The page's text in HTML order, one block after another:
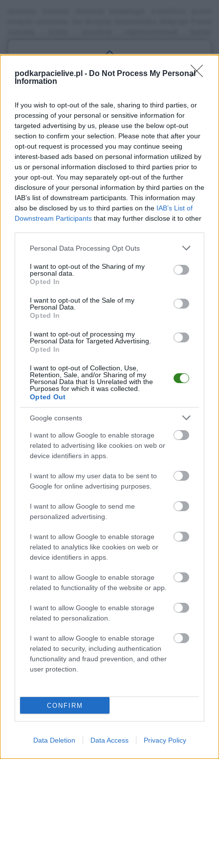
podkarpacielive.pl - Do Not Process My Personal
Information
If you wish to opt-out of the sale, sharing to third parties, or
processing of your personal or sensitive information for
targeted advertising by us, please use the below opt-out
section to confirm your selection. Please note that after your
opt-out request is processed you may continue seeing
interest-based ads based on personal information utilized by
us or personal information disclosed to third parties prior to
your opt-out. You may separately opt-out of the further
disclosure of your personal information by third parties on the
IAB’s list of downstream participants. This information may
also be disclosed by us to third parties on the IAB’s List of
Downstream Participants that may further disclose it to other
Please note that this website/app uses one or more Google
not limited to your visit or usage behaviour. You may click to
grant or deny consent to Google and its third-party tags to
use your data for below specified purposes in below Google
consent section.
Personal Data Processing Opt Outs
I want to opt-out of the Sharing of my
personal data.
Opted In
I want to opt-out of the Sale of my
Personal Data.
Opted In
I want to opt-out of processing my
Personal Data for Targeted Advertising.
Opted In
I want to opt-out of Collection, Use,
Retention, Sale, and/or Sharing of my
Personal Data that Is Unrelated with the
Purposes for which it was collected.
Opted Out
Google consents
I want to allow Google to enable storage
related to advertising like cookies on web or
device identifiers in apps.
I want to allow my user data to be sent to
Google for online advertising purposes.
I want to allow Google to send me
personalized advertising.
I want to allow Google to enable storage
related to analytics like cookies on web or
device identifiers in apps.
I want to allow Google to enable storage
related to functionality of the website or app.
I want to allow Google to enable storage
related to personalization.
I want to allow Google to enable storage
related to security, including authentication
functionality and fraud prevention, and other
user protection.
CONFIRM
Data Deletion Data Access Privacy Policy
Aby odsłonić treść, kliknij
wzmacnia linię defensywy zawodnikiem, który
doskonale zna klubowe realia. Po ponad pięciu latach do
zespołu wracaPaweł Szatała
opcja przedłużenia współpracy o kolejny sezon.
Dla Szatały transfer do Hetmana ma szczególne znaczenie. To
właśnie w Zamościu rozpoczynał swoją piłkarską drogę,
reprezentującAMSPN Hetman.Teraz wraca do klubu już jako
bardziej doświadczony zawodnik, mający za sobą występy w
kilku zespołach z regionu oraz solidny dorobek na poziomie III
ligi.
Paweł Szatała ponownie w Hetmanie
Zamość
27 spotkań.
Po odejściu z Hetmana prawy obrońca kontynuował karierę
między innymi w
Podlaski.Grał także na trzecioligowym poziomie wPodlasiu
Biała Podlaska, Olimpii Zambrów
. Łącznie na
boiskach III ligi Szatała uzbierał 93 występy.
– Cieszę się, że po paru latach wracam do klubu, w którym się
wychowałem. Wiem, co to znaczy grać dla takiego klubu jak
zarządowi. Dam z siebie wszystko, aby jak najlepiej pomóc
drużynie w osiąganiu jak najlepszych wyników. Do zobaczenia
na stadionie– powiedziałPaweł Szatała
Więcej o lidze: III liga, gr. IV
CZYTAJ TAKŻE
2026-08-05 20:40
Polonia Przemyśl
2026/2027. Cztery
transfery i trzy
ważne decyzje
Jhonier Villamoro
Becerra nowym
zawodnikiem Ekoball
Wisłoka Dębica
zamknęła kadrę.
Wiktor Buszek
ostatnim transferem
tego lata
Uwaga!
Teraz komentarze są domyślnie ukryte, aby poprawić
„Zobacz komentarze”, aby je wyświetlić i dołączyć do